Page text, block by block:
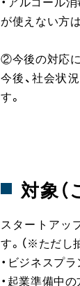
が使えない方
②今後の対応
今後、社会状
す。
対象（
スタートアッ
す。（※ただし
・ビジネスプ
・起業準備中の